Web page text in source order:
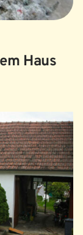
Haus